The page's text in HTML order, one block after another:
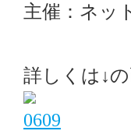
主催：ネッ
詳しくは↓